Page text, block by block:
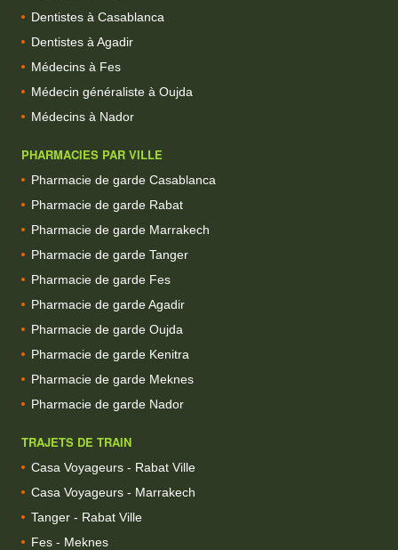
Dentistes à Casablanca
Dentistes à Agadir
Médecins à Fes
Médecin généraliste à Oujda
Médecins à Nador
PHARMACIES PAR VILLE
Pharmacie de garde Casablanca
Pharmacie de garde Rabat
Pharmacie de garde Marrakech
Pharmacie de garde Tanger
Pharmacie de garde Fes
Pharmacie de garde Agadir
Pharmacie de garde Oujda
Pharmacie de garde Kenitra
Pharmacie de garde Meknes
Pharmacie de garde Nador
TRAJETS DE TRAIN
Casa Voyageurs - Rabat Ville
Casa Voyageurs - Marrakech
Tanger - Rabat Ville
Fes - Meknes